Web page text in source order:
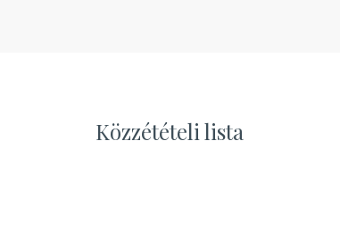
Közzétételi lista